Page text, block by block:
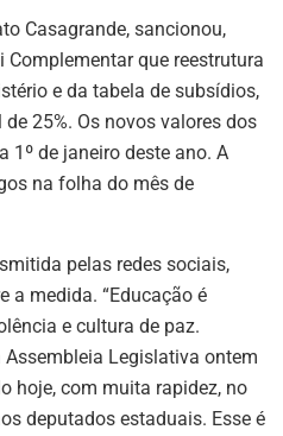
Casagrande, sancionou,
Complementar que reestrutura
e da tabela de subsídios,
25%. Os novos valores dos
1º de janeiro deste ano. A
na folha do mês de
pelas redes sociais,
a medida. “Educação é
e cultura de paz.
Legislativa ontem
hoje, com muita rapidez, no
deputados estaduais. Esse é